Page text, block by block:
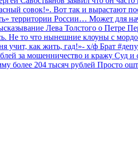
совок!». Вот так и вырастают
территории России… Может для
Лева Толстого о Петре
Не то что нынешние клоуны с
учит, как жить, гад!»- х/ф Брат
за мошенничество и кражу Суд и
более 204 тысяч рублей Просто